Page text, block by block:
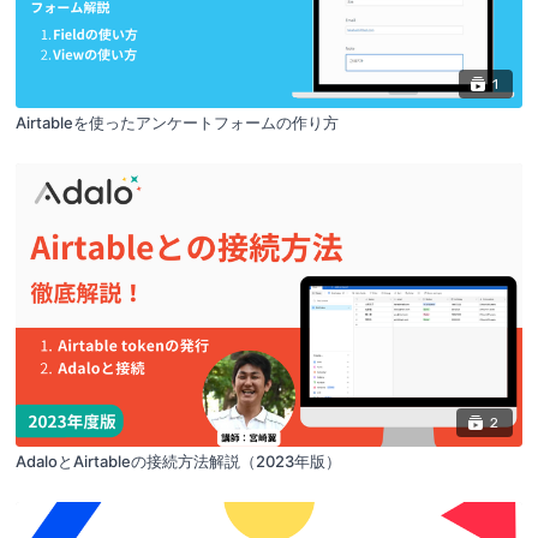
1
Airtableを使ったアンケートフォームの作り方
2
AdaloとAirtableの接続方法解説（2023年版）